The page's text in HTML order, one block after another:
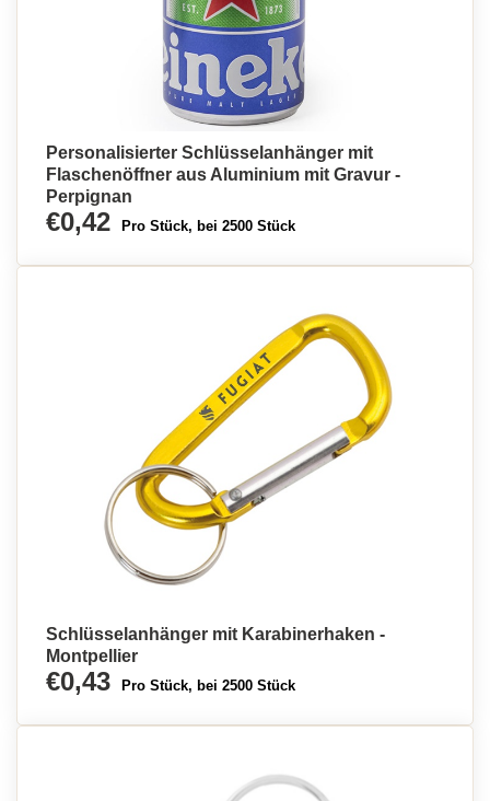
Personalisierter Schlüsselanhänger mit
Flaschenöffner aus Aluminium mit Gravur -
Perpignan
€0,42 Pro Stück, bei 2500 Stück
Schlüsselanhänger mit Karabinerhaken -
Montpellier
€0,43 Pro Stück, bei 2500 Stück